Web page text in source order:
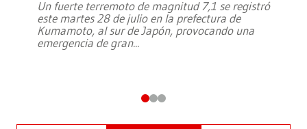
Un fuerte terremoto de magnitud 7,1 se registró
este martes 28 de julio en la prefectura de
Kumamoto, al sur de Japón, provocando una
emergencia de gran...